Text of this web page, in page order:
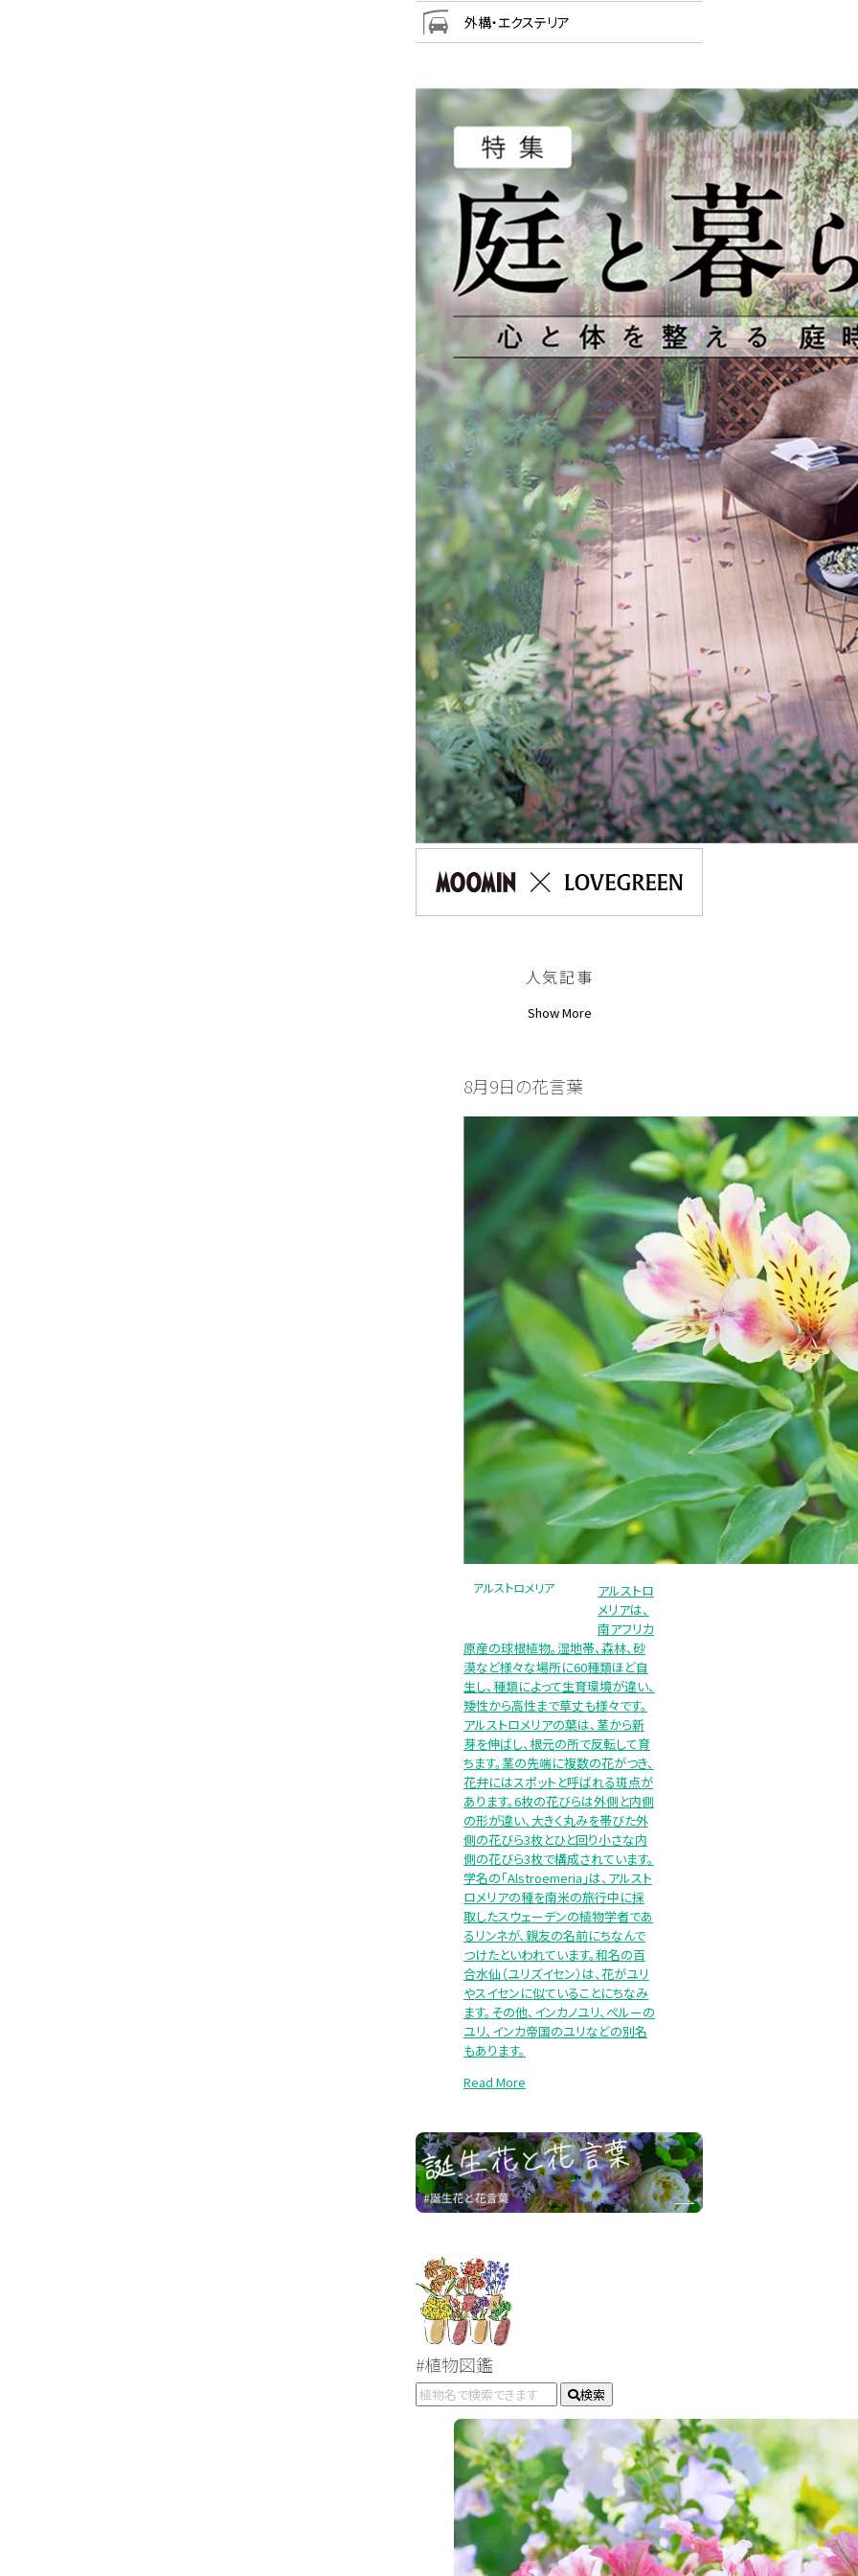
外構・エクステリア
人気記事
Show More
8月9日の花言葉
アルストロメリア
アルストロ
メリアは、
南アフリカ
原産の球根植物。湿地帯、森林、砂
漠など様々な場所に60種類ほど自
生し、種類によって生育環境が違い、
矮性から高性まで草丈も様々です。
アルストロメリアの葉は、茎から新
芽を伸ばし、根元の所で反転して育
ちます。茎の先端に複数の花がつき、
花弁にはスポットと呼ばれる斑点が
あります。6枚の花びらは外側と内側
の形が違い、大きく丸みを帯びた外
側の花びら3枚とひと回り小さな内
側の花びら3枚で構成されています。
学名の「Alstroemeria」は、アルスト
ロメリアの種を南米の旅行中に採
取したスウェーデンの植物学者であ
るリンネが、親友の名前にちなんで
つけたといわれています。和名の百
合水仙（ユリズイセン）は、花がユリ
やスイセンに似ていることにちなみ
ます。その他、インカノユリ、ペルーの
ユリ、インカ帝国のユリなどの別名
もあります。
Read More
#植物図鑑
検索